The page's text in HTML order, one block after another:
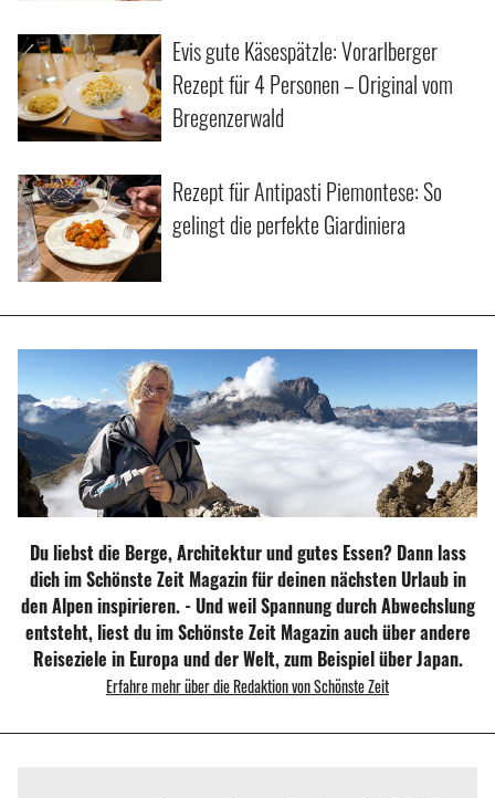
Evis gute Käsespätzle: Vorarlberger
Rezept für 4 Personen – Original vom
Bregenzerwald
Rezept für Antipasti Piemontese: So
gelingt die perfekte Giardiniera
Du liebst die Berge, Architektur und gutes Essen? Dann lass
dich im Schönste Zeit Magazin für deinen nächsten Urlaub in
den Alpen inspirieren. - Und weil Spannung durch Abwechslung
entsteht, liest du im Schönste Zeit Magazin auch über andere
Reiseziele in Europa und der Welt, zum Beispiel über Japan.
Erfahre mehr über die Redaktion von Schönste Zeit